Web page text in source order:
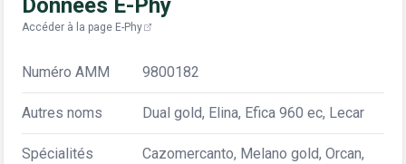
Données E-Phy
Accéder à la page E-Phy
Numéro AMM 9800182
Autres noms Dual gold, Elina, Efica 960 ec, Lecar
Spécialités
Cazomercanto, Melano gold, Orcan,